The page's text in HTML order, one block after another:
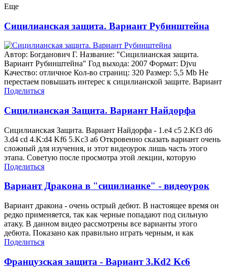
Еще
Сицилианская защита. Вариант Рубинштейна
Автор: Богданович Г. Название: "Сицилианская защита.
Вариант Рубинштейна" Год выхода: 2007 Формат: Djvu
Качество: отличное Кол-во страниц: 320 Размер: 5,5 Mb Не
перестаем повышать интерес к сицилианской защите. Вариант
Поделиться
Сицилианская Защита. Вариант Найдорфа
Сицилианская Защита. Вариант Найдорфа - 1.e4 c5 2.Kf3 d6
3.d4 cd 4.K:d4 Kf6 5.Kc3 a6 Откровенно сказать вариант очень
сложный для изучения, и этот видеоурок лишь часть этого
этапа. Советую после просмотра этой лекции, которую
Поделиться
Вариант Дракона в "сицилианке" - видеоурок
Вариант дракона - очень острый дебют. В настоящее время он
редко применяется, так как черные попадают под сильную
атаку. В данном видео рассмотрены все варианты этого
дебюта. Показано как правильно играть черным, и как
Поделиться
Французская защита - Вариант 3.Кd2 Kc6